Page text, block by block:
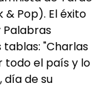
& Pop). El éxito
Palabras
tablas: "Charlas
todo el país y lo
día de su